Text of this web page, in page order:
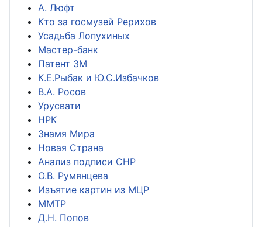
А. Люфт
Кто за госмузей Рерихов
Усадьба Лопухиных
Мастер-банк
Патент ЗМ
К.Е.Рыбак и Ю.С.Избачков
В.А. Росов
Урусвати
НРК
Знамя Мира
Новая Страна
Анализ подписи СНР
О.В. Румянцева
Изъятие картин из МЦР
ММТР
Д.Н. Попов